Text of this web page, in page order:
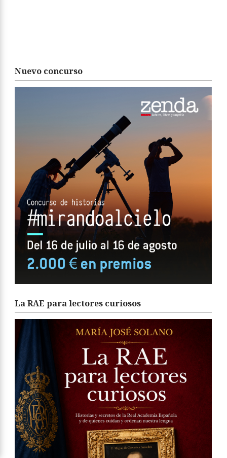
Nuevo concurso
La RAE para lectores curiosos